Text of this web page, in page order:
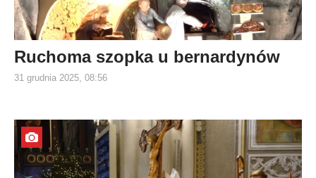
Ruchoma szopka u bernardynów
31 grudnia 2025, 08:56